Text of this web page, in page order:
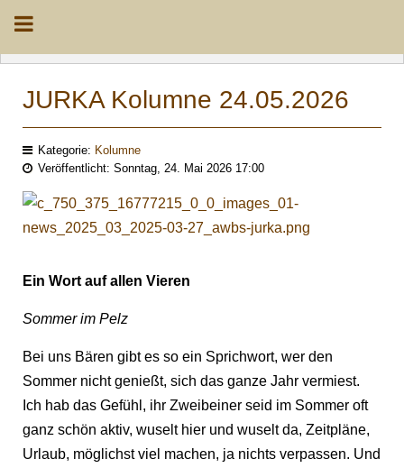
JURKA Kolumne 24.05.2026
Kategorie: Kolumne
Veröffentlicht: Sonntag, 24. Mai 2026 17:00
Ein Wort auf allen Vieren
Sommer im Pelz
Bei uns Bären gibt es so ein Sprichwort, wer den
Sommer nicht genießt, sich das ganze Jahr vermiest.
Ich hab das Gefühl, ihr Zweibeiner seid im Sommer oft
ganz schön aktiv, wuselt hier und wuselt da, Zeitpläne,
Urlaub, möglichst viel machen, ja nichts verpassen. Und